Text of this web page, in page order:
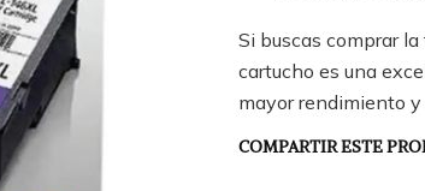
Si buscas comprar
cartucho es una
mayor rendimiento
COMPARTIR ESTE